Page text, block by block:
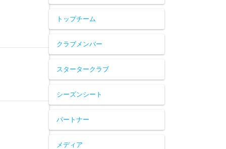
トップチーム
クラブメンバー
スタータークラブ
シーズンシート
パートナー
メディア